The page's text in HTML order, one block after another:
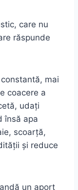
care nu
răspunde
mai
coacere a
udați
însă apa
scoarță,
și reduce
un aport